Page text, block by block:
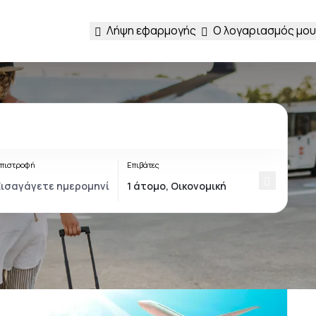
Λήψη εφαρμογής Ο λογαριασμός μου
Επιβάτες